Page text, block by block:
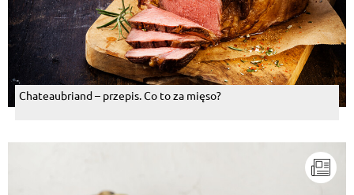
Chateaubriand – przepis. Co to za mięso?